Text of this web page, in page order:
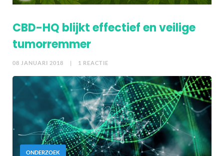
CBD-HQ blijkt effectief en veilige
tumorremmer
08 JANUARI 2018 | 1 REACTIE
ONDERZOEK